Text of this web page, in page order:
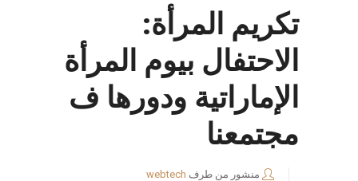
تكريم المرأة:
الاحتفال بيوم المرأة
الإماراتية ودورها ف
مجتمعنا
منشور من طرف webtech